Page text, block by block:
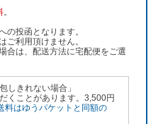
。
投函となります。
ご利用頂けません。
合は、配送方法に宅配便をご選
しきれない場合」
くことがあります。3,500円
料はゆうパケットと同額の